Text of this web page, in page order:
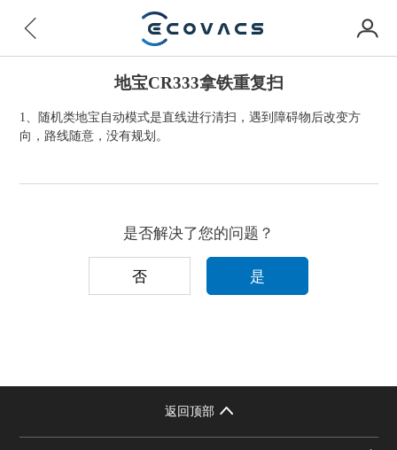
地宝CR333拿铁重复扫
1、随机类地宝自动模式是直线进行清扫，遇到障碍物后改变方
向，路线随意，没有规划。
是否解决了您的问题？
否 是
返回顶部